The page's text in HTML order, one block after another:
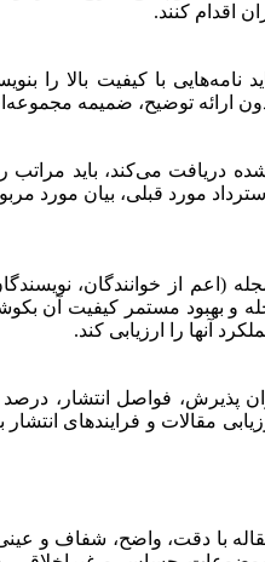
اقدام کنند.
با کیفیت بالا را
ارائه توضیح، ضمیمه
دریافت می‌کند، باید مراتب
مورد قبلی، بیان مورد
(اعم از خوانندگان،
بهبود مستمر کیفیت آن
آنها را ارزیابی کند.
فواصل انتشار، درصد
مقالات و فرایندهای انتشار
با دقت، واضح، شفاف و